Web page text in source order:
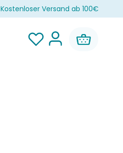
Kostenloser Versand ab 100€